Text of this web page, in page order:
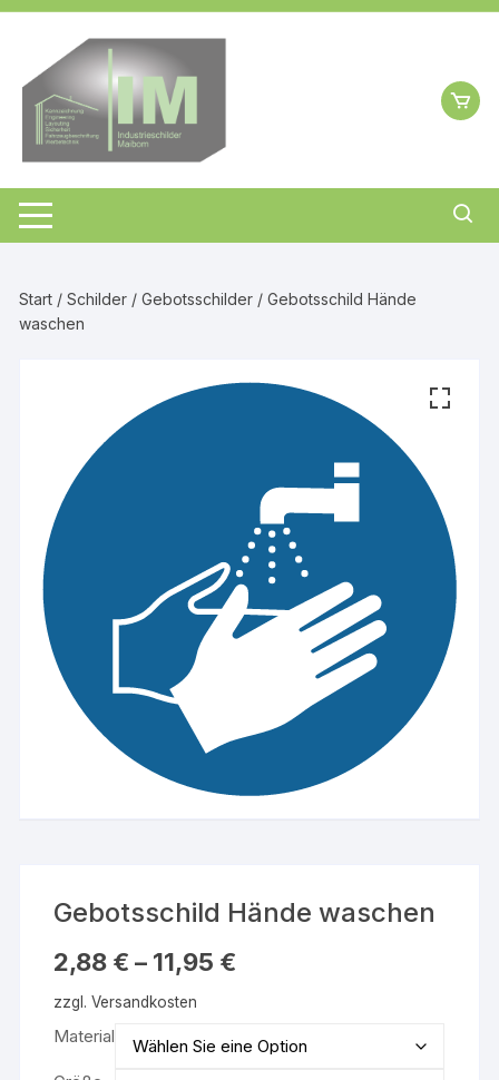
Zum
springen
Start /Schilder /Gebotsschilder / Gebotsschild Hände
waschen
Gebotsschild Hände waschen
2,88 € – 11,95 €
zzgl.Versandkosten
Material